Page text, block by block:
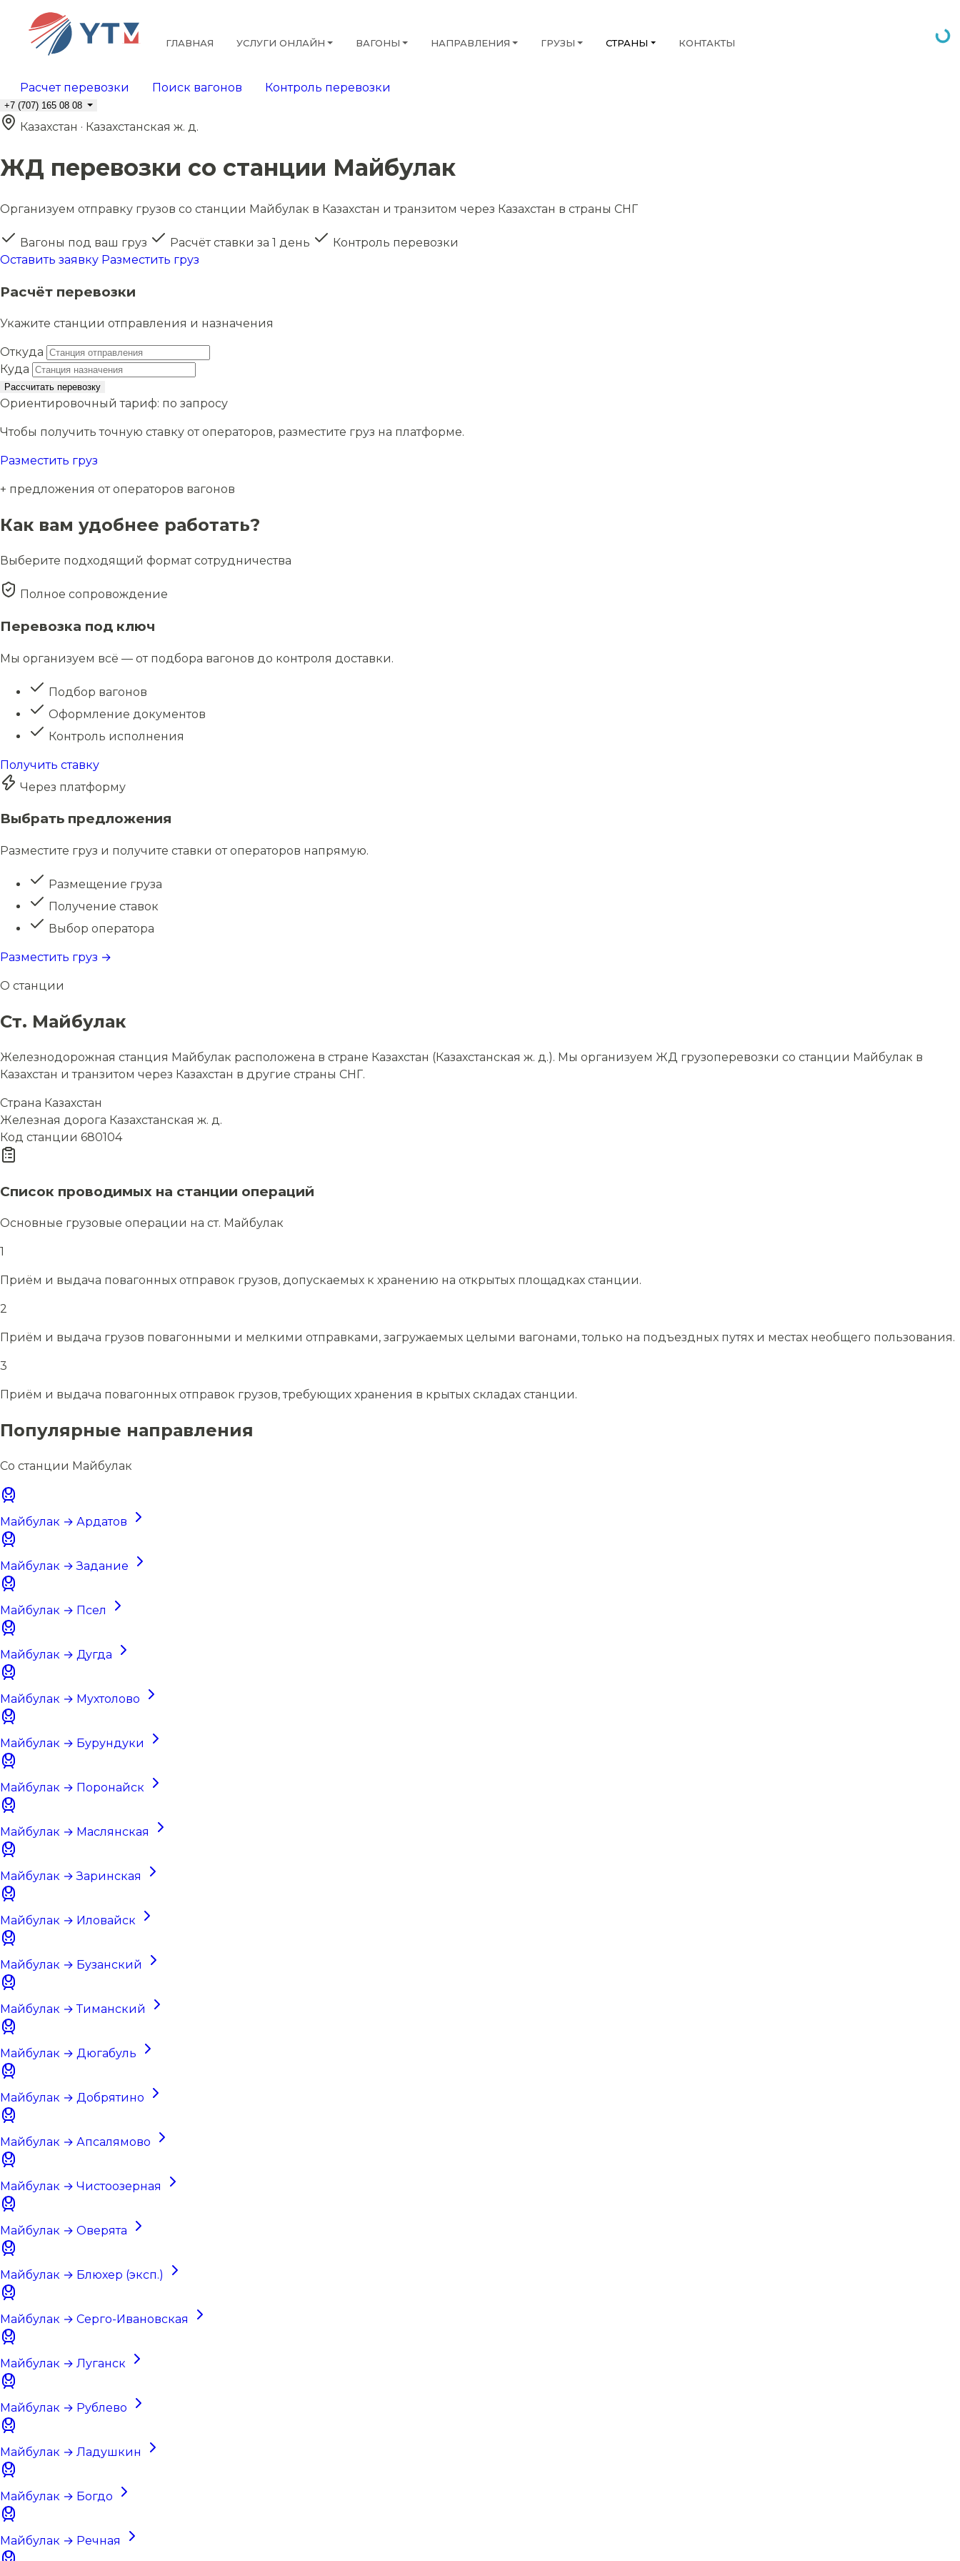
ГЛАВНАЯ УСЛУГИ ОНЛАЙН ВАГОНЫ НАПРАВЛЕНИЯ ГРУЗЫ СТРАНЫ КОНТАКТЫ
Расчет перевозки Поиск вагонов Контроль перевозки
+7 (707) 165 08 08
Казахстан · Казахстанская ж. д.
ЖД перевозки со станции Майбулак
Организуем отправку грузов со станции Майбулак в Казахстан и транзитом через Казахстан в страны СНГ
Вагоны под ваш груз Расчёт ставки за 1 день
Контроль перевозки
Оставить заявку Разместить груз
Расчёт перевозки
Укажите станции отправления и назначения
Откуда
Куда
Рассчитать перевозку
Ориентировочный тариф: по запросу
Чтобы получить точную ставку от операторов, разместите груз на платформе.
Разместить груз
+ предложения от операторов вагонов
Как вам удобнее работать?
Выберите подходящий формат сотрудничества
Полное сопровождение
Перевозка под ключ
Мы организуем всё — от подбора вагонов до контроля доставки.
Подбор вагонов
Оформление документов
Контроль исполнения
Получить ставку
Через платформу
Выбрать предложения
Разместите груз и получите ставки от операторов напрямую.
Размещение груза
Получение ставок
Выбор оператора
Разместить груз →
О станции
Ст. Майбулак
Железнодорожная станция Майбулак расположена в стране Казахстан (Казахстанская ж. д.). Мы организуем ЖД грузоперевозки со станции Майбулак в
Казахстан и транзитом через Казахстан в другие страны СНГ.
Страна Казахстан
Железная дорога Казахстанская ж. д.
Код станции 680104
Список проводимых на станции операций
Основные грузовые операции на ст. Майбулак
1
Приём и выдача повагонных отправок грузов, допускаемых к хранению на открытых площадках станции.
2
Приём и выдача грузов повагонными и мелкими отправками, загружаемых целыми вагонами, только на подъездных путях и местах необщего пользования.
3
Приём и выдача повагонных отправок грузов, требующих хранения в крытых складах станции.
Популярные направления
Со станции Майбулак
Майбулак → Ардатов
Майбулак → Задание
Майбулак → Псел
Майбулак → Дугда
Майбулак → Мухтолово
Майбулак → Бурундуки
Майбулак → Поронайск
Майбулак → Маслянская
Майбулак → Заринская
Майбулак → Иловайск
Майбулак → Бузанский
Майбулак → Тиманский
Майбулак → Дюгабуль
Майбулак → Добрятино
Майбулак → Апсалямово
Майбулак → Чистоозерная
Майбулак → Оверята
Майбулак → Блюхер (эксп.)
Майбулак → Серго-Ивановская
Майбулак → Луганск
Майбулак → Рублево
Майбулак → Ладушкин
Майбулак → Богдо
Майбулак → Речная